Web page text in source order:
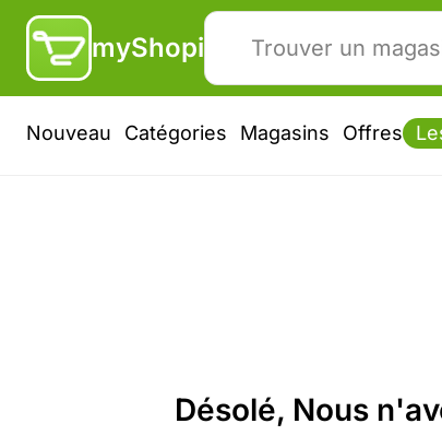
myShopi
Nouveau Catégories Magasins Offres
Désolé, Nous